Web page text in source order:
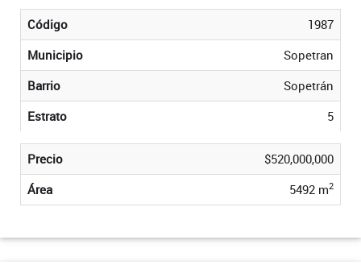
Código
1987
Municipio
Sopetran
Barrio
Sopetrán
Estrato
5
Precio
$520,000,000
Área
5492 m2